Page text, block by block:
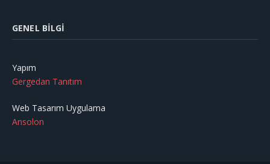
GENEL BILGI
Yapım
Gergedan Tanıtım
Web Tasarım Uygulama
Ansolon